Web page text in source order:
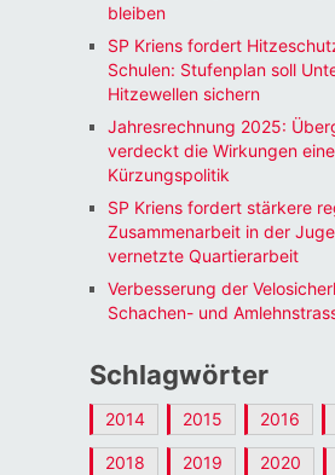
bleiben
SP Kriens fordert
Schulen: Stufenplan soll
Hitzewellen sichern
Jahresrechnung 2025:
verdeckt die Wirkungen
Kürzungspolitik
SP Kriens fordert stärkere
Zusammenarbeit in der
vernetzte Quartierarbeit
Verbesserung der
Schachen- und
Schlagwörter
2014 2015 2016
2018 2019 2020